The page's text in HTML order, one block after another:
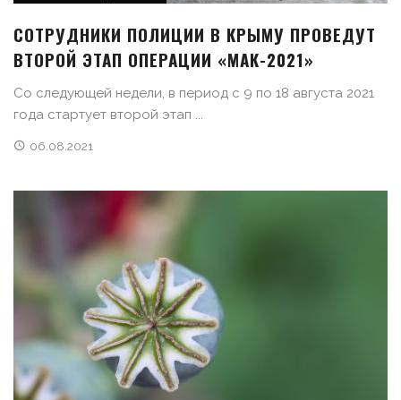
СОТРУДНИКИ ПОЛИЦИИ В КРЫМУ ПРОВЕДУТ
ВТОРОЙ ЭТАП ОПЕРАЦИИ «МАК-2021»
Со следующей недели, в период с 9 по 18 августа 2021
года стартует второй этап ...
06.08.2021